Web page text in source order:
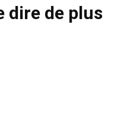
dire de plus